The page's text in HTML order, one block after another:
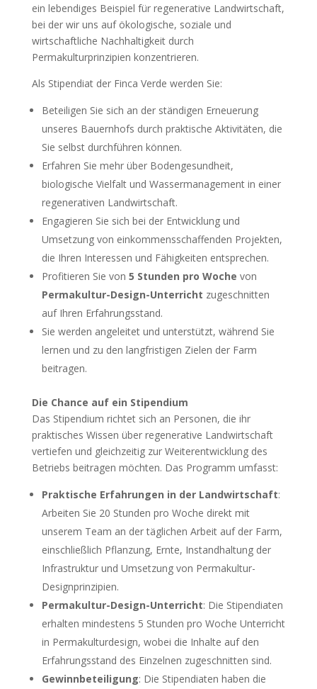
ein lebendiges Beispiel für regenerative Landwirtschaft,
bei der wir uns auf ökologische, soziale und
wirtschaftliche Nachhaltigkeit durch
Permakulturprinzipien konzentrieren.
Als Stipendiat der Finca Verde werden Sie:
Beteiligen Sie sich an der ständigen Erneuerung
unseres Bauernhofs durch praktische Aktivitäten, die
Sie selbst durchführen können.
Erfahren Sie mehr über Bodengesundheit,
biologische Vielfalt und Wassermanagement in einer
regenerativen Landwirtschaft.
Engagieren Sie sich bei der Entwicklung und
Umsetzung von einkommensschaffenden Projekten,
die Ihren Interessen und Fähigkeiten entsprechen.
Profitieren Sie von 5 Stunden pro Woche von
Permakultur-Design-Unterricht zugeschnitten
auf Ihren Erfahrungsstand.
Sie werden angeleitet und unterstützt, während Sie
lernen und zu den langfristigen Zielen der Farm
beitragen.
Die Chance auf ein Stipendium
Das Stipendium richtet sich an Personen, die ihr
praktisches Wissen über regenerative Landwirtschaft
vertiefen und gleichzeitig zur Weiterentwicklung des
Betriebs beitragen möchten. Das Programm umfasst:
Praktische Erfahrungen in der Landwirtschaft:
Arbeiten Sie 20 Stunden pro Woche direkt mit
unserem Team an der täglichen Arbeit auf der Farm,
einschließlich Pflanzung, Ernte, Instandhaltung der
Infrastruktur und Umsetzung von Permakultur-
Designprinzipien.
Permakultur-Design-Unterricht: Die Stipendiaten
erhalten mindestens 5 Stunden pro Woche Unterricht
in Permakulturdesign, wobei die Inhalte auf den
Erfahrungsstand des Einzelnen zugeschnitten sind.
Gewinnbeteiligung: Die Stipendiaten haben die